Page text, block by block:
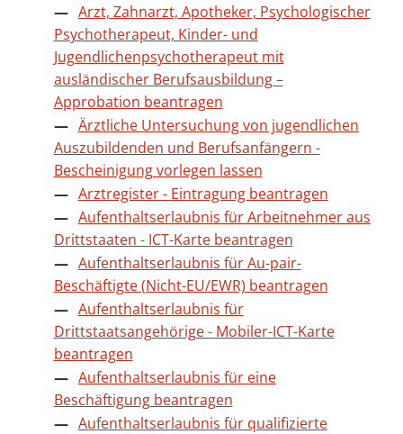
Arzt, Zahnarzt, Apotheker, Psychologischer
Psychotherapeut, Kinder- und
Jugendlichenpsychotherapeut mit
ausländischer Berufsausbildung –
Approbation beantragen
Ärztliche Untersuchung von jugendlichen
Auszubildenden und Berufsanfängern -
Bescheinigung vorlegen lassen
Arztregister - Eintragung beantragen
Aufenthaltserlaubnis für Arbeitnehmer aus
Drittstaaten - ICT-Karte beantragen
Aufenthaltserlaubnis für Au-pair-
Beschäftigte (Nicht-EU/EWR) beantragen
Aufenthaltserlaubnis für
Drittstaatsangehörige - Mobiler-ICT-Karte
beantragen
Aufenthaltserlaubnis für eine
Beschäftigung beantragen
Aufenthaltserlaubnis für qualifizierte